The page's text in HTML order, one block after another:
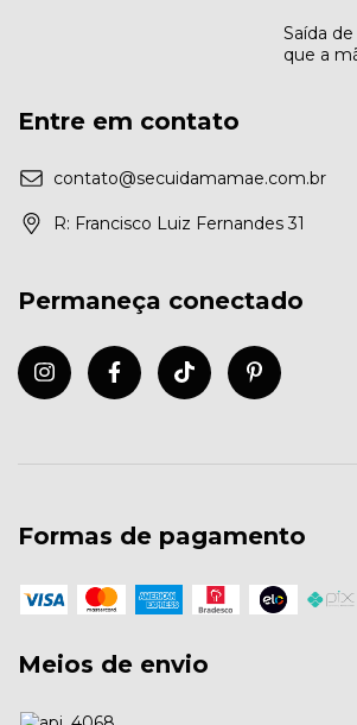
Saída
que a
Entre em contato
contato@secuidamamae.com.br
R: Francisco Luiz Fernandes 31
Permaneça conectado
Formas de pagamento
Meios de envio